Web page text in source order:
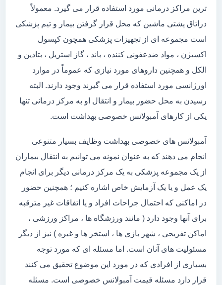
ترین مراکز درمانی مورد استفاده قرار می گیرد. معمولاً
دراتاق پشتی ماشین که محل قرار گرفتن بیمار و تیم پزشکی
است مجموعه ای از تجهیزات پزشکی همچون کپسول
اکسیژن ، مواد ضدعفونی کننده ، باند ، گاز استریل ، بتادین و
الکل و همچنین داروهای مورد نیازی که عموماً در موارد
اورژانسی مورد استفاده قرار می گیرند وجود دارند. البته
رسیدن به محل حضور بیمار و انتقال او به مرکز درمانی تنها
یکی از کارهای آمبولانس خصوصی بهداشت است.
آمبولانس های خصوصی بهداشت وظایف بسیار متنوعی
انجام می دهند که به عنوان نمونه می توانیم به انتقال بیماران
از یک مجموعه پزشکی به یک مرکز درمانی دیگر برای انجام
یک عمل و یا یک آزمایش خاص اشاره کنیم ؛ همچنین حضور
در اماکنی که احتمال جراحات افراد و یا اتفاقات غیر مترقبه
برای آنها وجود دارد ( مانند ورزشگاه ها ، مراکز ورزشی ،
اماکن تفریحی ، شهر بازی ها ، استخر ها و غیره ) نیز از دیگر
مسئولیت های آنان است. اما مسئله ای که مورد توجه
بسیاری از افرادی که در مورد این موضوع تحقیق می کنند
قرار دارد مسئله قیمت آمبولانس خصوصی است. مسئله